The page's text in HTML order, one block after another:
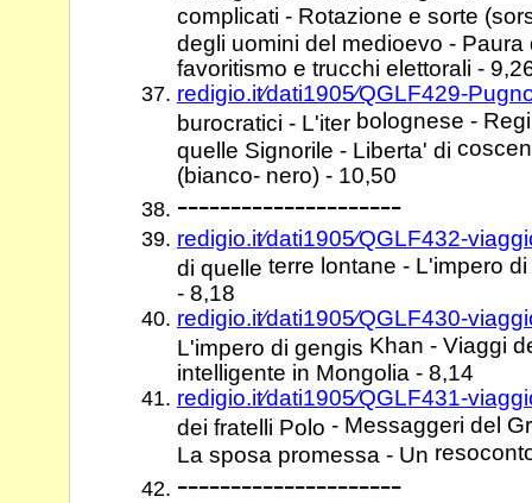
complicati - Rotazione e sorte
degli uomini del medioevo -
favoritismo e trucchi elettorali -
redigio.it⁄dati1905⁄QGLF429-
burocratici - L'iter bolognese -
quelle Signorile - Liberta' di
(bianco- nero) - 10,50
---------------------
redigio.it⁄dati1905⁄QGLF432-
di quelle terre lontane - L'impero
- 8,18
redigio.it⁄dati1905⁄QGLF430-
L'impero di gengis Khan - Viaggi
intelligente in Mongolia - 8,14
redigio.it⁄dati1905⁄QGLF431-
dei fratelli Polo - Messaggeri del
La sposa promessa - Un
---------------------